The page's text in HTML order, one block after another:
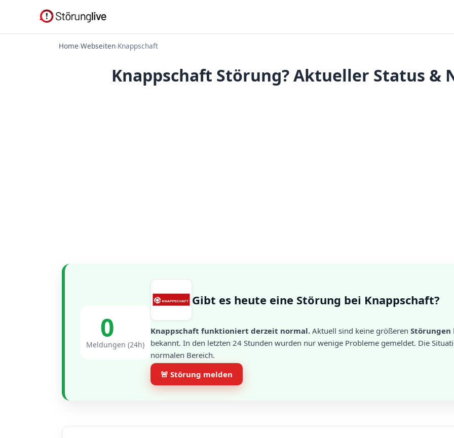
Home›Webseiten›Knappschaft
Knappschaft Störung? Aktueller Status &
0
Meldungen (24h)
Gibt es heute eine Störung bei Knappschaft?
Knappschaft funktioniert derzeit normal. Aktuell sind keine größeren Störungen
bekannt. In den letzten 24 Stunden wurden nur wenige Probleme gemeldet. Die
normalen Bereich.
🚨 Störung melden